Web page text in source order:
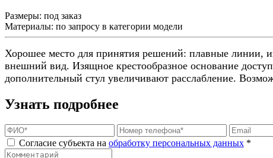
Размеры: под заказ
Материалы: по запросу в категории модели
Хорошее место для принятия решений: плавные линии,
внешний вид. Изящное крестообразное основание
дополнительный стул увеличивают расслабление.
Узнать подробнее
Согласие субъекта на обработку персональных данных *